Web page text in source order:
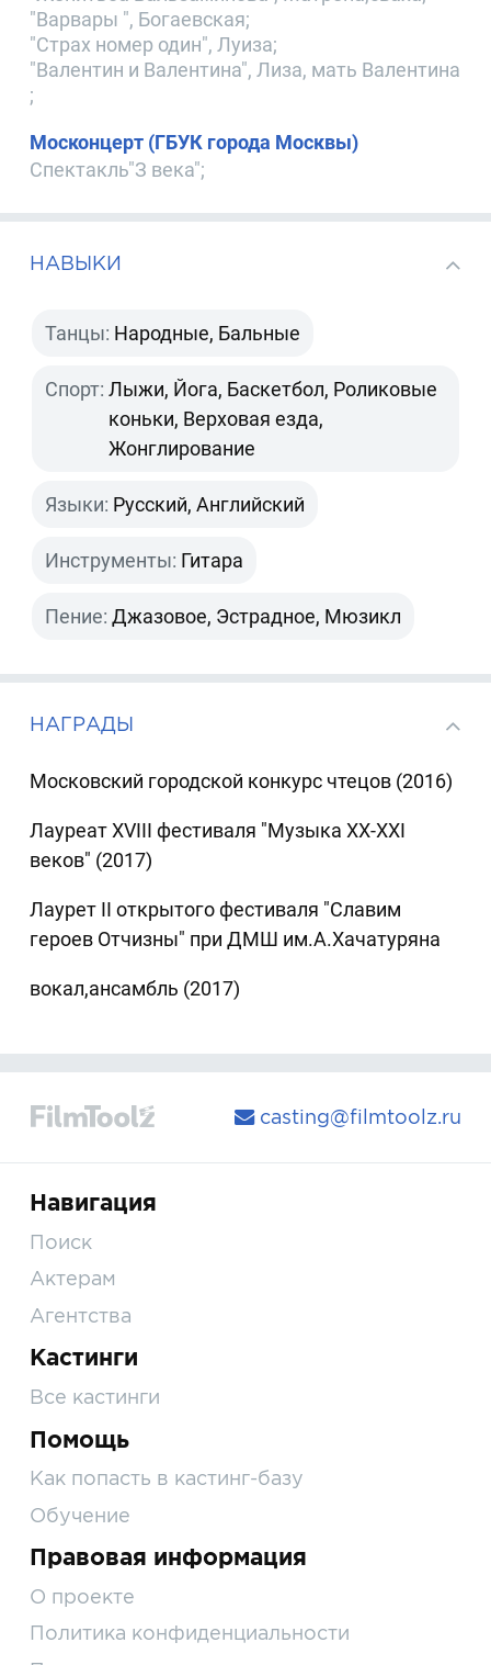
"Варвары ", Богаевская;
"Страх номер один", Луиза;
"Валентин и Валентина", Лиза, мать Валентина
;
Москонцерт (ГБУК города Москвы)
Спектакль"З века";
НАВЫКИ
Танцы: Народные, Бальные
Спорт: Лыжи, Йога, Баскетбол, Роликовые
коньки, Верховая езда,
Жонглирование
Языки: Русский, Английский
Инструменты: Гитара
Пение: Джазовое, Эстрадное, Мюзикл
НАГРАДЫ
Московский городской конкурс чтецов (2016)
Лауреат XVIII фестиваля "Музыка XX-XXI
веков" (2017)
Лаурет II открытого фестиваля "Славим
героев Отчизны" при ДМШ им.А.Хачатуряна
вокал,ансамбль (2017)
casting@filmtoolz.ru
Навигация
Поиск
Актерам
Агентства
Кастинги
Все кастинги
Помощь
Как попасть в кастинг-базу
Обучение
Правовая информация
О проекте
Политика конфиденциальности